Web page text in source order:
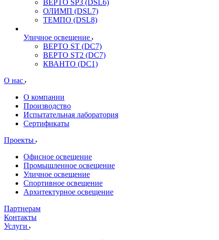
ВЕРТО SP3 (DSL6)
ОЛИМП (DSL7)
ТЕМПО (DSL8)
Уличное освещение
ВЕРТО ST (DC7)
ВЕРТО ST2 (DC7)
КВАНТО (DC1)
О нас
О компании
Производство
Испытательная лаборатория
Сертификаты
Проекты
Офисное освещение
Промышленное освещение
Уличное освещение
Спортивное освещение
Архитектурное освещение
Партнерам
Контакты
Услуги